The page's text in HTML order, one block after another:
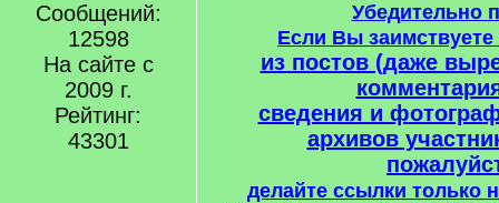
Сообщений:
12598
На сайте с
2009 г.
Рейтинг:
43301
Убедительно
Если Вы
из постов (даже
сведения и
архивов
делайте ссылки только